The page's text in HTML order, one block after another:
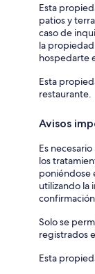
Esta
patios y
caso de
la
hospedarte
Esta
restaurante.
Avisos
Es
los
poniéndose
utilizando la
Solo se
registrados
Esta